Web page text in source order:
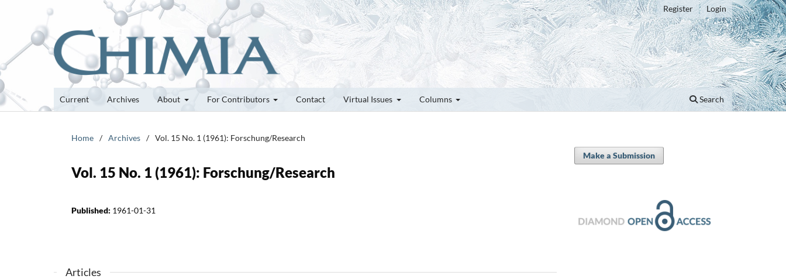
Current Archives About For Contributors Contact Virtual Issues Columns Search
Register Login
Home / Archives / Vol. 15 No. 1 (1961): Forschung/Research
Vol. 15 No. 1 (1961): Forschung/Research
Published: 1961-01-31
Articles
Make a Submission